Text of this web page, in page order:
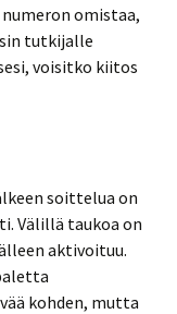
omistaa,
tutkijalle
voisitko kiitos
soittelua on
Välillä taukoa on
aktivoituu.
kohden, mutta